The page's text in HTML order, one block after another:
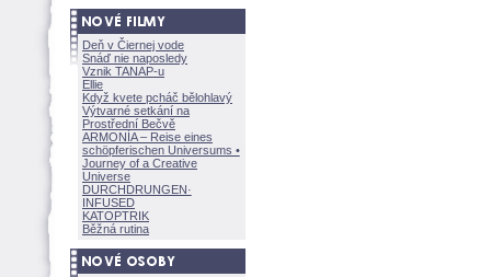
Deň v Čiernej vode
Snáď nie naposledy
Vznik TANAP-u
Ellie
Když kvete pcháč bělohlavý
Výtvarné setkání na
Prostřední Bečvě
ARMONÍA – Reise eines
schöpferischen Universums •
Journey of a Creative
Universe
DURCHDRUNGEN·
INFUSED
KATOPTRIK
Běžná rutina